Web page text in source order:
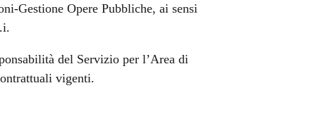
Gestione Opere Pubbliche, ai sensi
del Servizio per l’Area di
vigenti.